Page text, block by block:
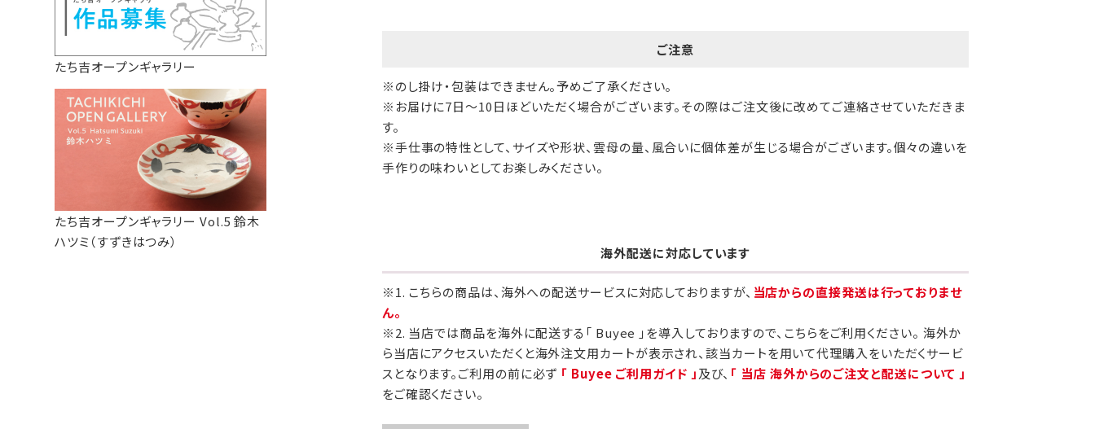
たち吉オープンギャラリー
たち吉オープンギャラリー Vol.5 鈴木
ハツミ（すずきはつみ）
ご注意
※のし掛け・包装はできません。予めご了承ください。
※お届けに7日～10日ほどいただく場合がございます。その際はご注文後に改めてご連絡させていただきま
す。
※手仕事の特性として、サイズや形状、雲母の量、風合いに個体差が生じる場合がございます。個々の違いを
手作りの味わいとしてお楽しみください。
海外配送に対応しています
※1. こちらの商品は、海外への配送サービスに対応しておりますが、 当店からの直接発送は行っておりませ
ん。
※2. 当店では商品を海外に配送する「 Buyee 」を導入しておりますので、こちらをご利用ください。 海外か
ら当店にアクセスいただくと海外注文用カートが表示され、該当カートを用いて代理購入をいただくサービ
スとなります。ご利用の前に必ず 「 Buyee ご利用ガイド 」及び、 「 当店 海外からのご注文と配送について 」
をご確認ください。